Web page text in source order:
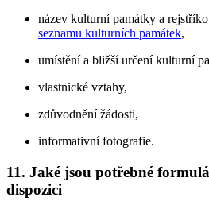
název kulturní památky a
seznamu kulturních památek,
umístění a bližší určení kulturní
vlastnické vztahy,
zdůvodnění žádosti,
informativní fotografie.
11. Jaké jsou potřebné
dispozici